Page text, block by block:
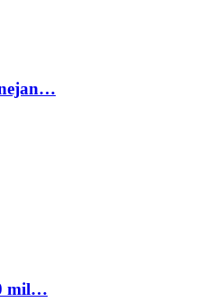
mil…